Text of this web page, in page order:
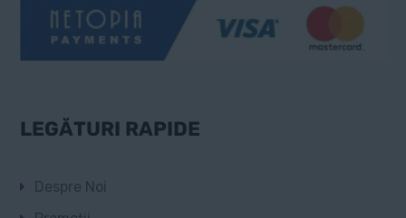
LEGĂTURI RAPIDE
Despre Noi